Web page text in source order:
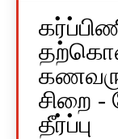
சிறை
தீர்ப்பு